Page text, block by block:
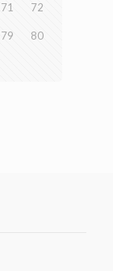
71 72
79 80